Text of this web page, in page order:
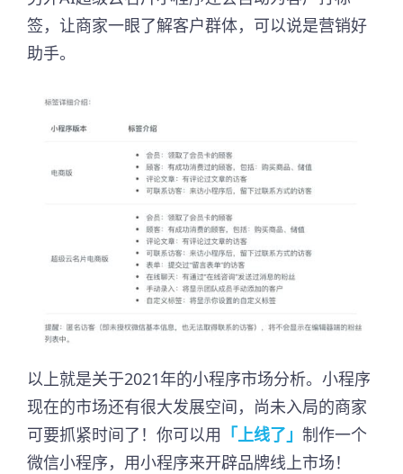
签，让商家一眼了解客户群体，可以说是营销好
助手。
以上就是关于2021年的小程序市场分析。小程序
现在的市场还有很大发展空间，尚未入局的商家
可要抓紧时间了！你可以用 「上线了」 制作一个
微信小程序，用小程序来开辟品牌线上市场！